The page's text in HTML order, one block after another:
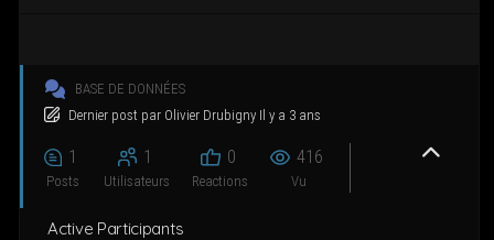
BASE DE DONNÉES
Der­nier post par Oli­vier Dru­bi­gny Il y a 3 ans
1
Posts
1
Uti­li­sa­teurs
0
Reac­tions
416
Vu
Active Participants